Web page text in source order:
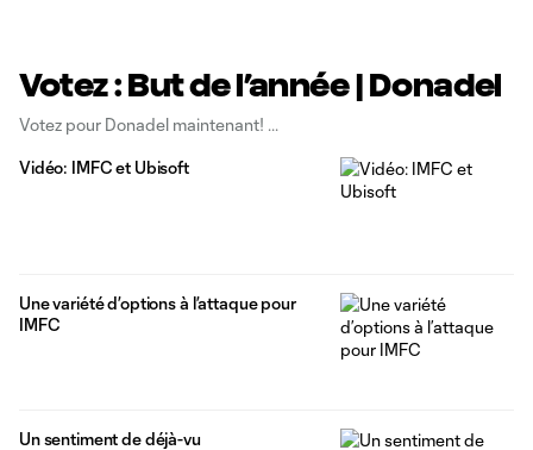
Votez : But de l’année | Donadel
Votez pour Donadel maintenant!
Vidéo: IMFC et Ubisoft
Une variété d’options à l’attaque pour
IMFC
Un sentiment de déjà-vu